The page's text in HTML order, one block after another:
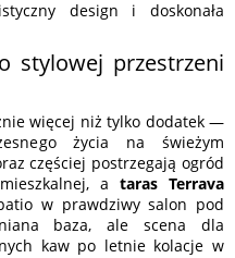
design i doskonała
stylowej przestrzeni
więcej niż tylko dodatek —
życia na świeżym
częściej postrzegają ogród
a taras Terrava
w prawdziwy salon pod
baza, ale scena dla
kaw po letnie kolacje w